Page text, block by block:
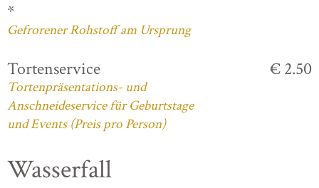
*
Gefrorener Rohstoff am Ursprung
Tortenservice
Tortenpräsentations- und
Anschneideservice für Geburtstage
und Events (Preis pro Person)
€ 2.50
Wasserfall